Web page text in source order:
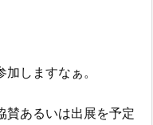
しますなぁ。
賛あるいは出展を予定